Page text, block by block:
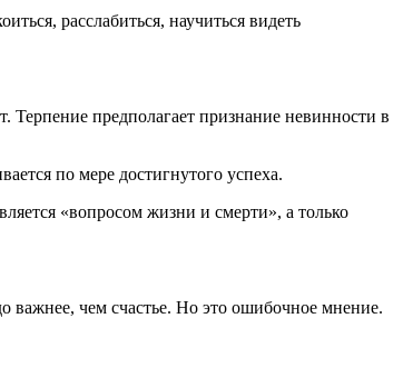
расслабиться, научиться видеть
Терпение предполагает признание невинности в
по мере достигнутого успеха.
«вопросом жизни и смерти», а только
важнее, чем счастье. Но это ошибочное мнение.